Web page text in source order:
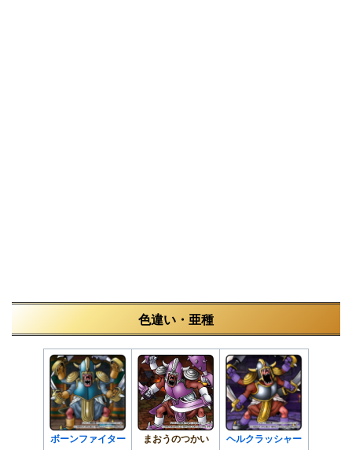
色違い・亜種
ボーンファイター まおうのつかい ヘルクラッシャー